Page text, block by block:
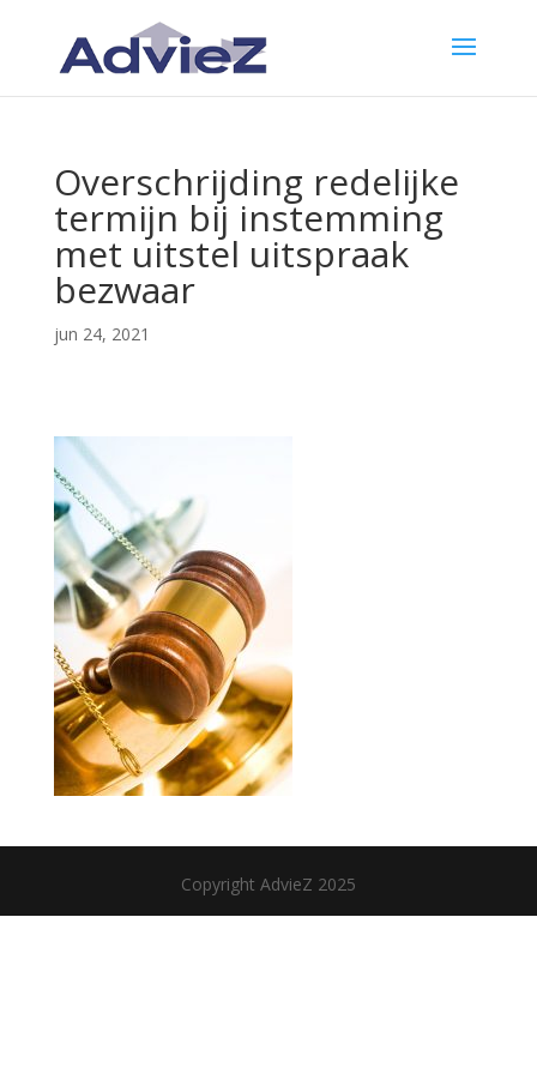
Overschrijding redelijke
termijn bij instemming
met uitstel uitspraak
bezwaar
jun 24, 2021
Copyright AdvieZ 2025